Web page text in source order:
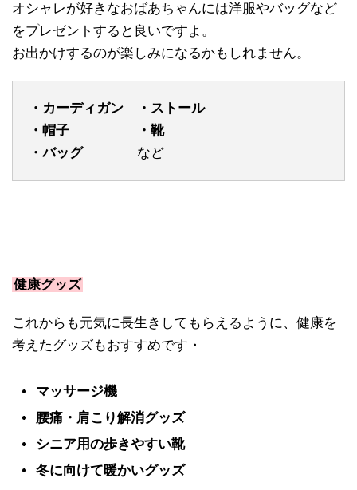
オシャレが好きなおばあちゃんには洋服やバッグなど
をプレゼントすると良いですよ。
お出かけするのが楽しみになるかもしれません。
・カーディガン ・ストール
・帽子 ・靴
・バッグ など
健康グッズ
これからも元気に長生きしてもらえるように、健康を
考えたグッズもおすすめです・
マッサージ機
腰痛・肩こり解消グッズ
シニア用の歩きやすい靴
冬に向けて暖かいグッズ